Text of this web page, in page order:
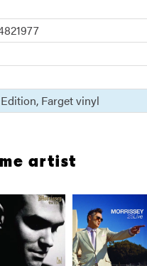
Farget vinyl
artist